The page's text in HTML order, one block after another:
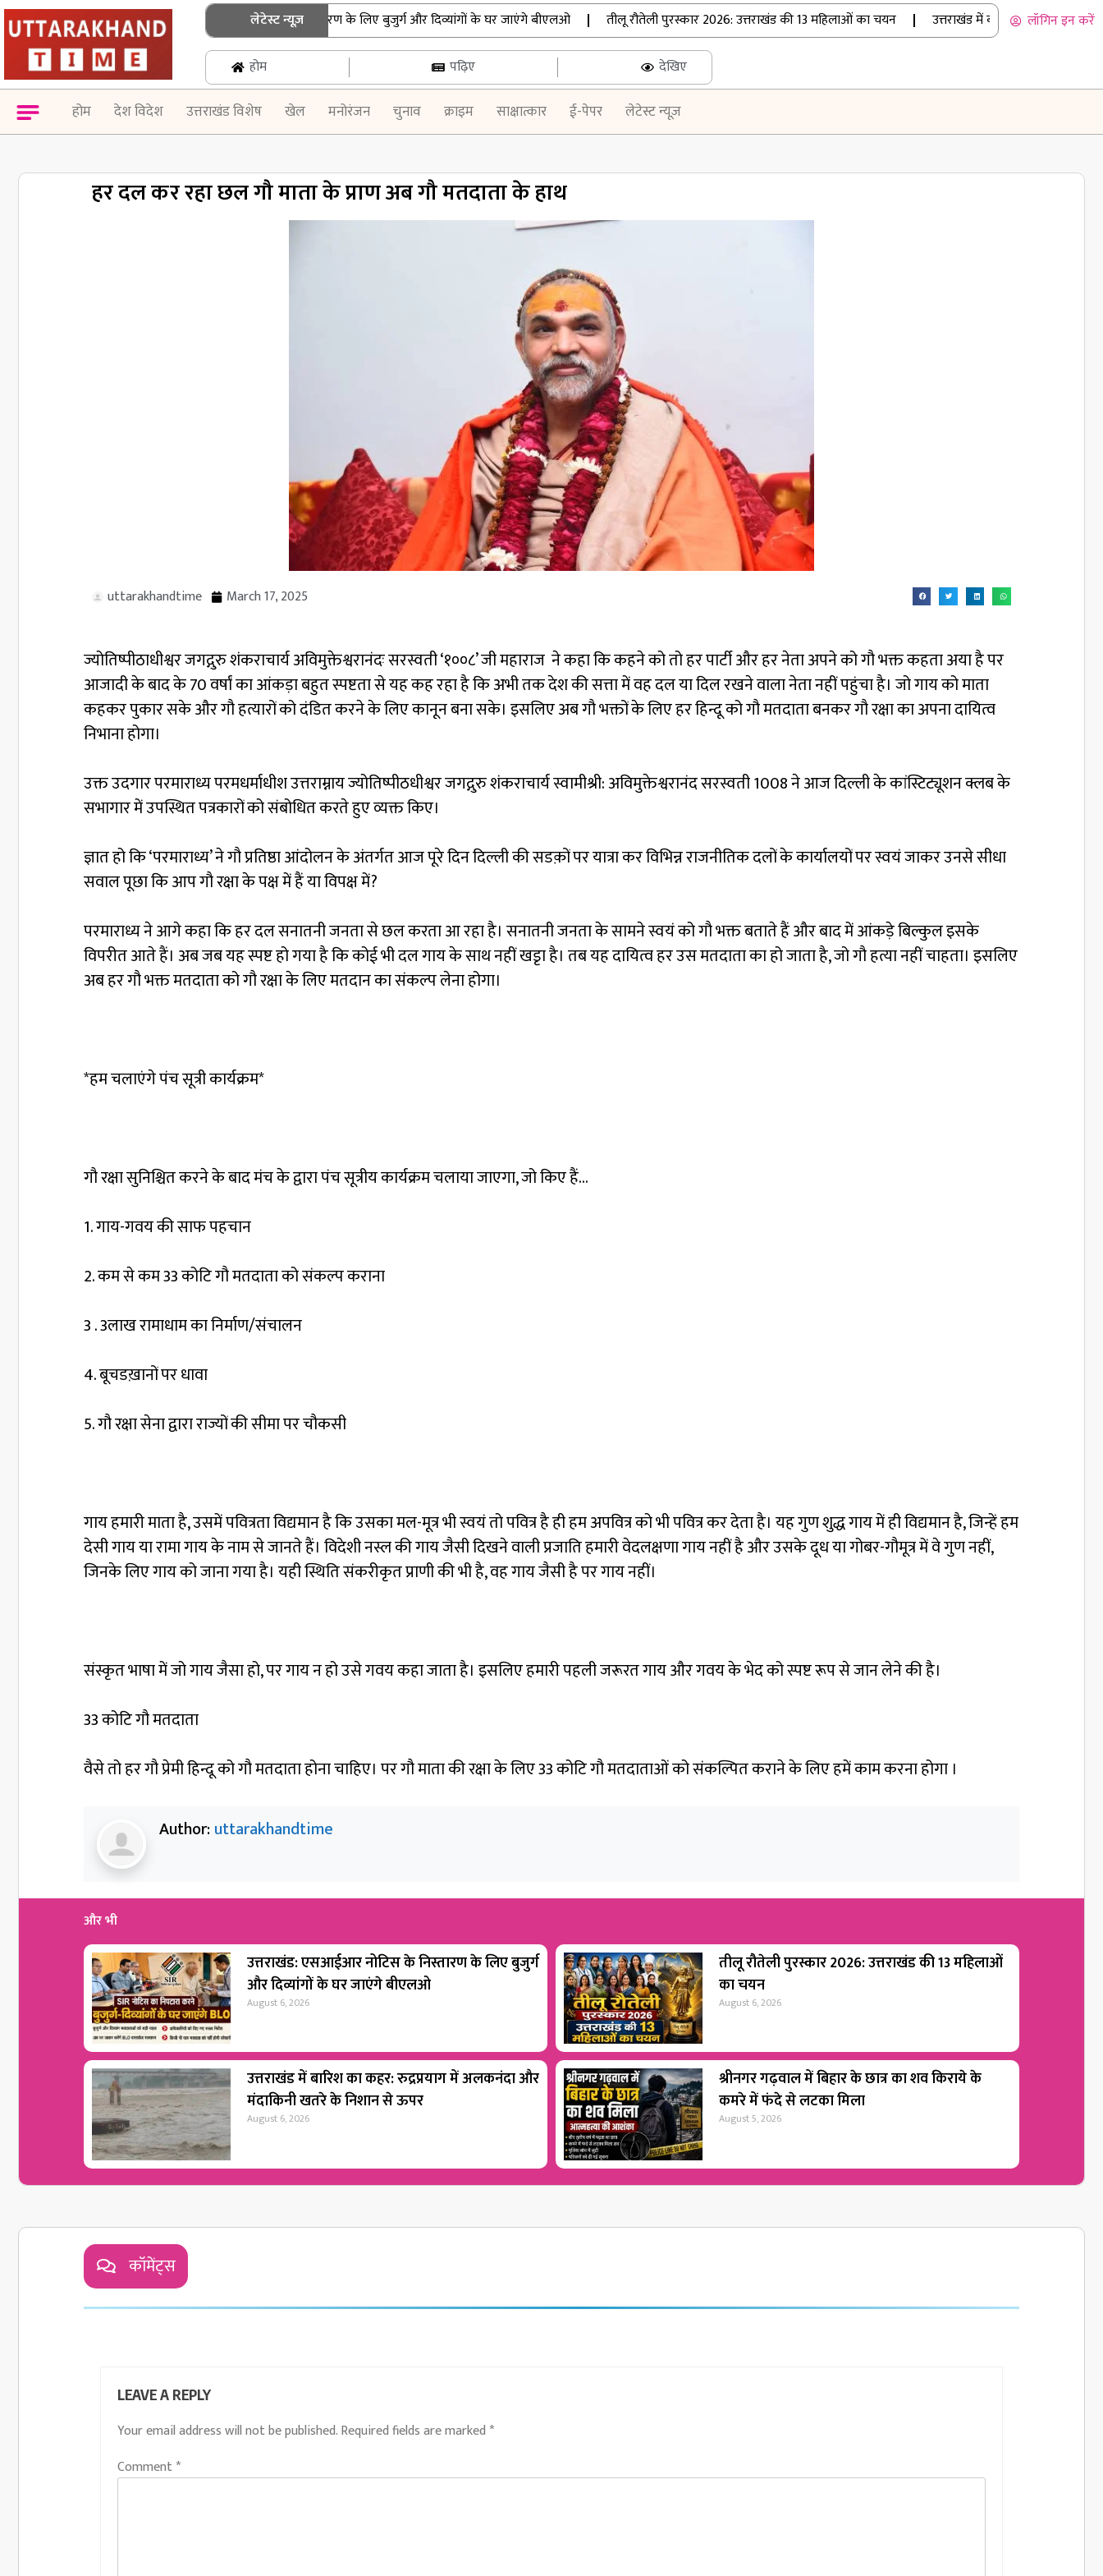
लेटेस्ट न्यूज़
उत्तराखंड: एसआईआर नोटिस के निस्तारण के लिए बुजुर्ग और दिव्यांगों के घर जाएंगे बीएलओ | तीलू रौतेली पुरस्कार 2026: उत्तराखंड की 13 महिलाओं का चयन | उत्तराखंड में बारिश का कहर:लॉगिन इन करें
होम पढ़िए देखिए
होम देश विदेश उत्तराखंड विशेष खेल मनोरंजन चुनाव क्राइम साक्षात्कार ई-पेपर लेटेस्ट न्यूज़
हर दल कर रहा छल गौ माता के प्राण अब गौ मतदाता के हाथ
uttarakhandtime March 17, 2025
ज्योतिष्पीठाधीश्वर जगद्गुरु शंकराचार्य अविमुक्तेश्वरानंदः सरस्वती ‘१००८’ जी महाराज ने कहा कि कहने को तो हर पार्टी और हर नेता अपने को गौ भक्त कहता अया है पर
आजादी के बाद के 70 वर्षां का आंकड़ा बहुत स्पष्टता से यह कह रहा है कि अभी तक देश की सत्ता में वह दल या दिल रखने वाला नेता नहीं पहुंचा है। जो गाय को माता
कहकर पुकार सके और गौ हत्यारों को दंडित करने के लिए कानून बना सके। इसलिए अब गौ भक्तों के लिए हर हिन्दू को गौ मतदाता बनकर गौ रक्षा का अपना दायित्व
निभाना होगा।
उक्त उदगार परमाराध्य परमधर्माधीश उत्तराम्नाय ज्योतिष्पीठधीश्वर जगद्गुरु शंकराचार्य स्वामीश्री: अविमुक्तेश्वरानंद सरस्वती 1008 ने आज दिल्ली के कांस्टिट्यूशन क्लब के
सभागार में उपस्थित पत्रकारों को संबोधित करते हुए व्यक्त किए।
ज्ञात हो कि ‘परमाराध्य’ ने गौ प्रतिष्ठा आंदोलन के अंतर्गत आज पूरे दिन दिल्ली की सडक़ों पर यात्रा कर विभिन्न राजनीतिक दलों के कार्यालयों पर स्वयं जाकर उनसे सीधा
सवाल पूछा कि आप गौ रक्षा के पक्ष में हैं या विपक्ष में?
परमाराध्य ने आगे कहा कि हर दल सनातनी जनता से छल करता आ रहा है। सनातनी जनता के सामने स्वयं को गौ भक्त बताते हैं और बाद में आंकड़े बिल्कुल इसके
विपरीत आते हैं। अब जब यह स्पष्ट हो गया है कि कोई भी दल गाय के साथ नहीं खडृा है। तब यह दायित्व हर उस मतदाता का हो जाता है, जो गौ हत्या नहीं चाहता। इसलिए
अब हर गौ भक्त मतदाता को गौ रक्षा के लिए मतदान का संकल्प लेना होगा।
*हम चलाएंगे पंच सूत्री कार्यक्रम*
गौ रक्षा सुनिश्चित करने के बाद मंच के द्वारा पंच सूत्रीय कार्यक्रम चलाया जाएगा, जो किए हैं…
1. गाय-गवय की साफ पहचान
2. कम से कम 33 कोटि गौ मतदाता को संकल्प कराना
3 . 3लाख रामाधाम का निर्माण/संचालन
4. बूचडख़ानों पर धावा
5. गौ रक्षा सेना द्वारा राज्यों की सीमा पर चौकसी
गाय हमारी माता है, उसमें पवित्रता विद्यमान है कि उसका मल-मूत्र भी स्वयं तो पवित्र है ही हम अपवित्र को भी पवित्र कर देता है। यह गुण शुद्ध गाय में ही विद्यमान है, जिन्हें हम
देसी गाय या रामा गाय के नाम से जानते हैं। विदेशी नस्ल की गाय जैसी दिखने वाली प्रजाति हमारी वेदलक्षणा गाय नहीं है और उसके दूध या गोबर-गौमूत्र में वे गुण नहीं,
जिनके लिए गाय को जाना गया है। यही स्थिति संकरीकृत प्राणी की भी है, वह गाय जैसी है पर गाय नहीं।
संस्कृत भाषा में जो गाय जैसा हो, पर गाय न हो उसे गवय कहा जाता है। इसलिए हमारी पहली जरूरत गाय और गवय के भेद को स्पष्ट रूप से जान लेने की है।
33 कोटि गौ मतदाता
वैसे तो हर गौ प्रेमी हिन्दू को गौ मतदाता होना चाहिए। पर गौ माता की रक्षा के लिए 33 कोटि गौ मतदाताओं को संकल्पित कराने के लिए हमें काम करना होगा ।
Author:uttarakhandtime
और भी
उत्तराखंड: एसआईआर नोटिस के निस्तारण के लिए बुजुर्ग
और दिव्यांगों के घर जाएंगे बीएलओ
August 6, 2026
तीलू रौतेली पुरस्कार 2026: उत्तराखंड की 13 महिलाओं
का चयन
August 6, 2026
उत्तराखंड में बारिश का कहर: रुद्रप्रयाग में अलकनंदा और
मंदाकिनी खतरे के निशान से ऊपर
August 6, 2026
श्रीनगर गढ़वाल में बिहार के छात्र का शव किराये के
कमरे में फंदे से लटका मिला
August 5, 2026
कॉमेंट्स
LEAVE A REPLY
Your email address will not be published.Required fields are marked *
Comment*